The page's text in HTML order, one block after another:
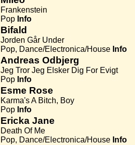
Frankenstein
Pop Info
Bifald
Jorden Går Under
Pop, Dance/Electronica/House Info
Andreas Odbjerg
Jeg Tror Jeg Elsker Dig For Evigt
Pop Info
Esme Rose
Karma's A Bitch, Boy
Pop Info
Ericka Jane
Death Of Me
Pop, Dance/Electronica/House Info